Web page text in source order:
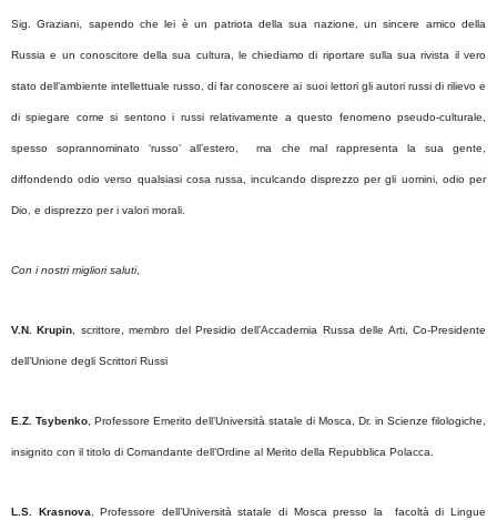
Sig. Graziani, sapendo che lei è un patriota della sua nazione, un sincere amico della
Russia e un conoscitore della sua cultura, le chiediamo di riportare sulla sua rivista il vero
stato dell’ambiente intellettuale russo, di far conoscere ai suoi lettori gli autori russi di rilievo e
di spiegare come si sentono i russi relativamente a questo fenomeno pseudo-culturale,
spesso soprannominato ‘russo’ all’estero, ma che mal rappresenta la sua gente,
diffondendo odio verso qualsiasi cosa russa, inculcando disprezzo per gli uomini, odio per
Dio, e disprezzo per i valori morali.
Con i nostri migliori saluti,
V.N. Krupin , scrittore, membro del Presidio dell’Accademia Russa delle Arti, Co-Presidente
dell’Unione degli Scrittori Russi
E.Z. Tsybenko , Professore Emerito dell’Università statale di Mosca, Dr. in Scienze filologiche,
insignito con il titolo di Comandante dell’Ordine al Merito della Repubblica Polacca.
L.S. Krasnova , Professore dell’Università statale di Mosca presso la facoltà di Lingue